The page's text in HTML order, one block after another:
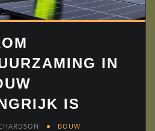
IN
IS
BOUW